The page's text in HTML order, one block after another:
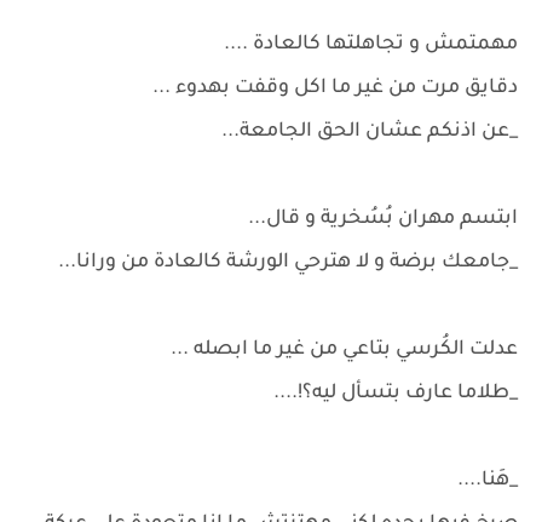
مهمتمش و تجاهلتها كالعادة ....
دقايق مرت من غير ما اكل وقفت بهدوء ...
_عن اذنكم عشان الحق الجامعة...
ابتسم مهران بُسُخرية و قال...
_جامعك برضة و لا هترحي الورشة كالعادة من ورانا...
عدلت الكُرسي بتاعي من غير ما ابصله ...
_طلاما عارف بتسأل ليه؟!....
_هَنا....